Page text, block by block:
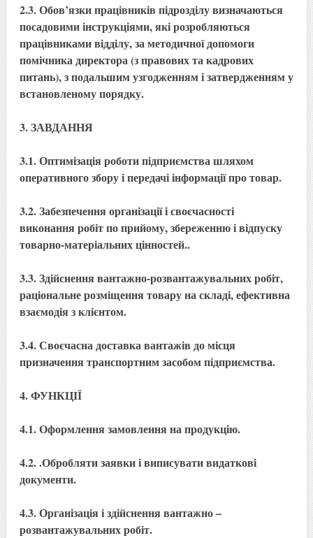
2.3. Обов’язки працівників підрозділу визначаються
посадовими інструкціями, які розробляються
працівниками відділу, за методичної допомоги
помічника директора (з правових та кадрових
питань), з подальшим узгодженням і затвердженням у
встановленому порядку.
3. ЗАВДАННЯ
3.1. Оптимізація роботи підприємства шляхом
оперативного збору і передачі інформації про товар.
3.2. Забезпечення організації і своєчасності
виконання робіт по прийому, збереженню і відпуску
товарно-матеріальних цінностей..
3.3. Здійснення вантажно-розвантажувальних робіт,
раціональне розміщення товару на складі, ефективна
взаємодія з клієнтом.
3.4. Своєчасна доставка вантажів до місця
призначення транспортним засобом підприємства.
4. ФУНКЦІЇ
4.1. Оформлення замовлення на продукцію.
4.2. .Обробляти заявки і виписувати видаткові
документи.
4.3. Організація і здійснення вантажно –
розвантажувальних робіт.